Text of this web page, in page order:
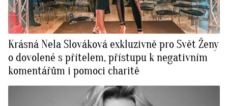
Krásná Nela Slováková exkluzivně pro Svět Ženy
o dovolené s přítelem, přístupu k negativním
komentářům i pomoci charitě